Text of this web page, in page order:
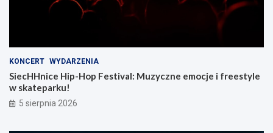
KONCERT WYDARZENIA
SiecHHnice Hip-Hop Festival: Muzyczne emocje i freestyle
w skateparku!
5 sierpnia 2026